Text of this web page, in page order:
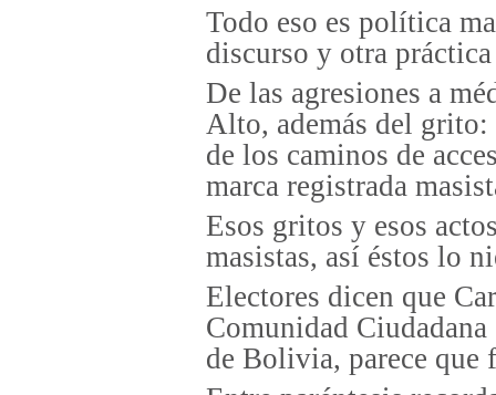
Todo eso es política
discurso y otra
De las agresiones a
Alto, además del
de los caminos de
marca registrada
Esos gritos y esos
masistas, así éstos lo
Electores dicen que
Comunidad
de Bolivia, parece que